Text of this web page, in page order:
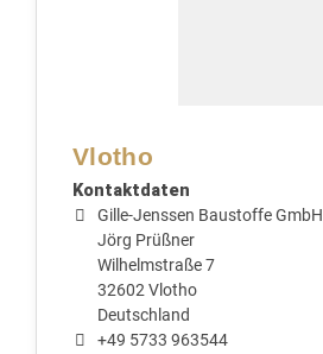
Vlotho
Kontaktdaten
Gille-Jenssen Baustoffe GmbH
Jörg Prüßner
Wilhelmstraße 7
32602 Vlotho
Deutschland
+49 5733 963544